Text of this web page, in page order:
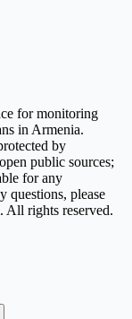
for monitoring
in Armenia.
by
public sources;
for any
questions, please
All rights reserved.